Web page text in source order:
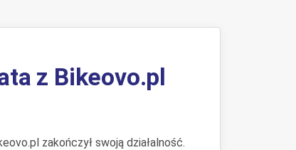
z Bikeovo.pl
zakończył swoją działalność.